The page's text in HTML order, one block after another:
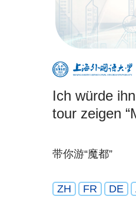
Ich würde
tour zeigen
带你游“魔都”
ZH FR DE